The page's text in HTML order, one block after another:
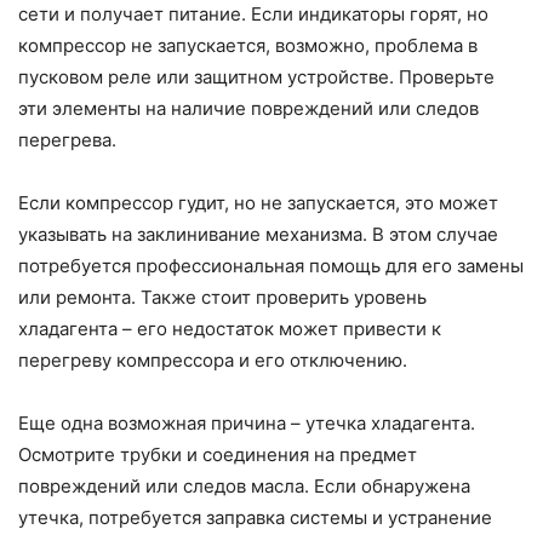
сети и получает питание. Если индикаторы горят, но
компрессор не запускается, возможно, проблема в
пусковом реле или защитном устройстве. Проверьте
эти элементы на наличие повреждений или следов
перегрева.
Если компрессор гудит, но не запускается, это может
указывать на заклинивание механизма. В этом случае
потребуется профессиональная помощь для его замены
или ремонта. Также стоит проверить уровень
хладагента – его недостаток может привести к
перегреву компрессора и его отключению.
Еще одна возможная причина – утечка хладагента.
Осмотрите трубки и соединения на предмет
повреждений или следов масла. Если обнаружена
утечка, потребуется заправка системы и устранение